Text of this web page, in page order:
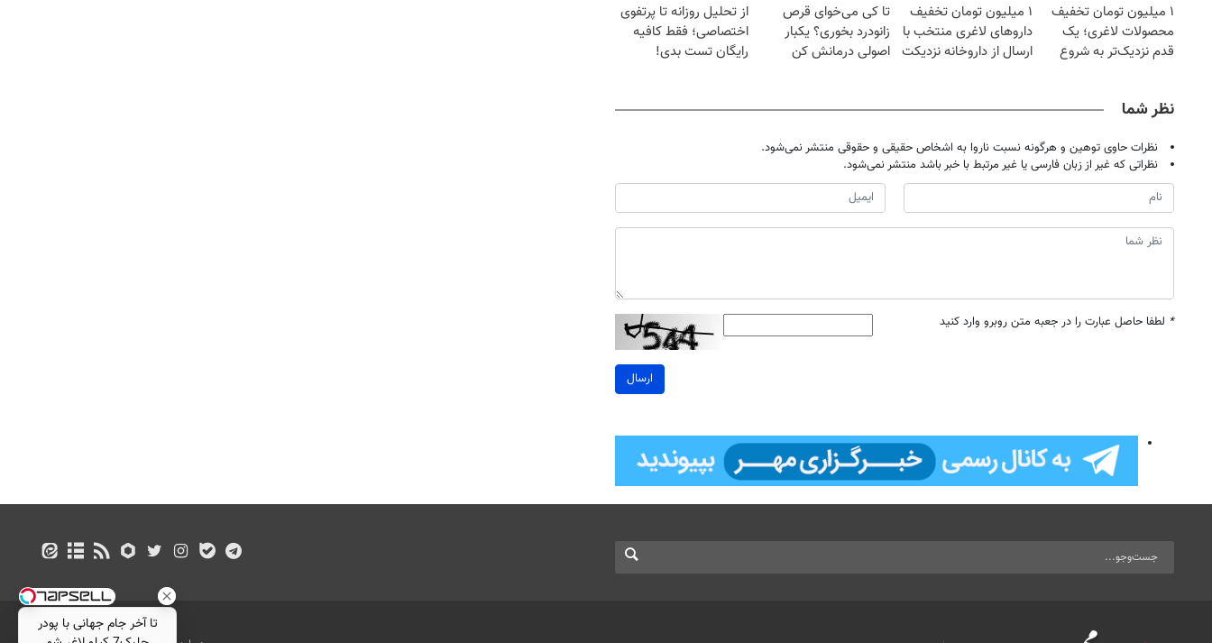
۱ میلیون تومان تخفیف
محصولات لاغری؛ یک
قدم نزدیک‌تر به شروع
۱ میلیون تومان تخفیف
داروهای لاغری منتخب با
ارسال از داروخانه نزدیکت
تا کی می‌خوای قرص
زانودرد بخوری؟ یکبار
اصولی درمانش کن
از تحلیل روزانه تا پرتفوی
اختصاصی؛ فقط کافیه
رایگان تست بدی!
نظر شما
نظرات حاوی توهین و هرگونه نسبت ناروا به اشخاص حقیقی و حقوقی منتشر نمی‌شود.
نظراتی که غیر از زبان فارسی یا غیر مرتبط با خبر باشد منتشر نمی‌شود.
* لطفا حاصل عبارت را در جعبه متن روبرو وارد کنید
ارسال
تا آخر جام جهانی با پودر